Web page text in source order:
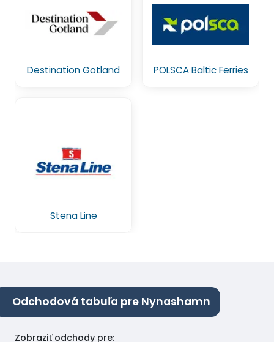
Destination Gotland POLSCA Baltic Ferries
Stena Line
Odchodová tabuľa pre Nynashamn
Zobraziť odchody pre: